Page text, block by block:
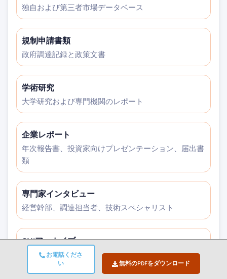
お電話くださ
い
無料のPDFをダウンロード
独自および第三者市場データベース
規制申請書類
政府調達記録と政策文書
学術研究
大学研究および専門機関のレポート
企業レポート
年次報告書、投資家向けプレゼンテーション、届出書
類
専門家インタビュー
経営幹部、調達担当者、技術スペシャリスト
GMIアーカイブ
30以上の産業分野にわたる13,000件以上の発行済み調